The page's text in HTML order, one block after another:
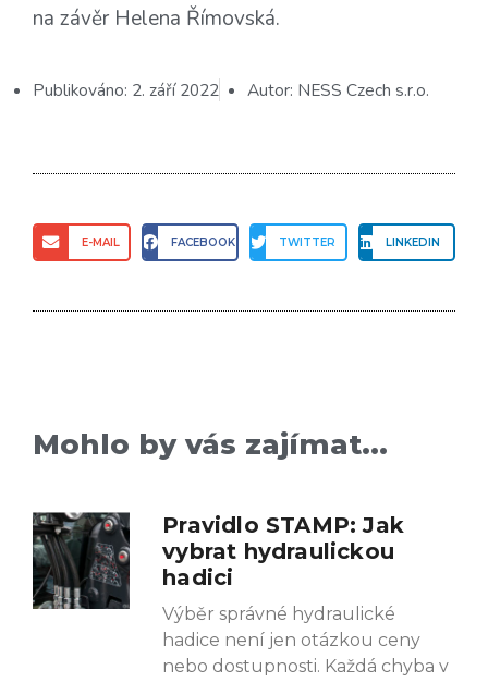
na závěr Helena Římovská.
Publikováno: 2. září 2022 Autor: NESS Czech s.r.o.
E-MAIL FACEBOOK TWITTER LINKEDIN
Mohlo by vás zajímat...
Pravidlo STAMP: Jak
vybrat hydraulickou
hadici
Výběr správné hydraulické
hadice není jen otázkou ceny
nebo dostupnosti. Každá chyba v